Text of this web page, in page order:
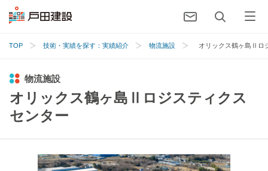
TOP 技術・実績を探す：実績紹介 物流施設 オリックス鶴ヶ島Ⅱロ
物流施設
オリックス鶴ヶ島Ⅱロジスティクス
センター